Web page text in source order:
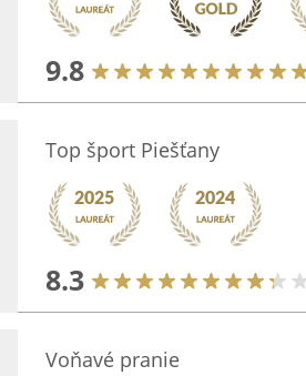
9.8
Top šport Piešťany
8.3
Voňavé pranie